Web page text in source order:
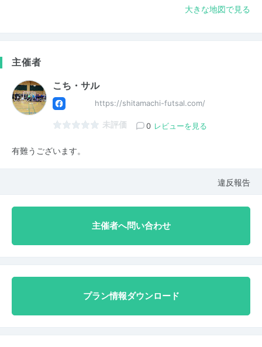
大きな地図で見る
主催者
こち・サル
https://shitamachi-futsal.com/
未評価 0 レビューを見る
有難うございます。
違反報告
主催者へ問い合わせ
プラン情報ダウンロード